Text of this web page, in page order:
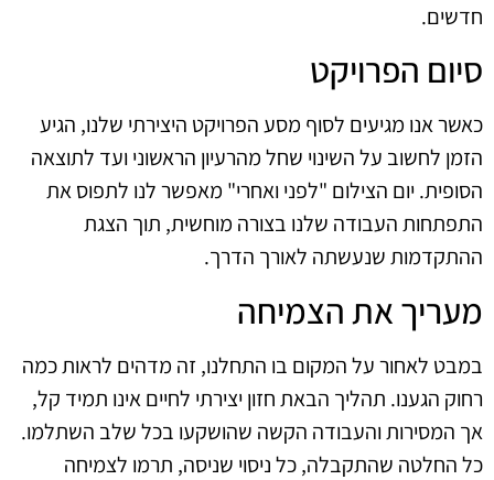
חדשים.
סיום הפרויקט
כאשר אנו מגיעים לסוף מסע הפרויקט היצירתי שלנו, הגיע
הזמן לחשוב על השינוי שחל מהרעיון הראשוני ועד לתוצאה
הסופית. יום הצילום "לפני ואחרי" מאפשר לנו לתפוס את
התפתחות העבודה שלנו בצורה מוחשית, תוך הצגת
ההתקדמות שנעשתה לאורך הדרך.
מעריך את הצמיחה
במבט לאחור על המקום בו התחלנו, זה מדהים לראות כמה
רחוק הגענו. תהליך הבאת חזון יצירתי לחיים אינו תמיד קל,
אך המסירות והעבודה הקשה שהושקעו בכל שלב השתלמו.
כל החלטה שהתקבלה, כל ניסוי שניסה, תרמו לצמיחה